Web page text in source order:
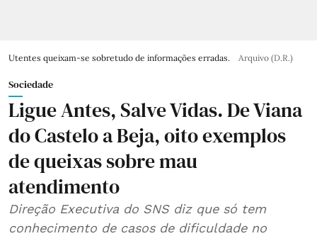
Utentes queixam-se sobretudo de informações erradas. Arquivo (D.R.)
Sociedade
Ligue Antes, Salve Vidas. De Viana
do Castelo a Beja, oito exemplos
de queixas sobre mau
atendimento
Direção Executiva do SNS diz que só tem
conhecimento de casos de dificuldade no